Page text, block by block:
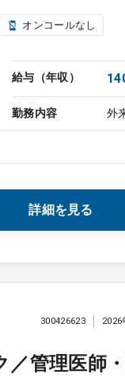
オンコールなし
給与（年収）
勤務内容 外
詳細を見る
／管理医師
300426623 2026